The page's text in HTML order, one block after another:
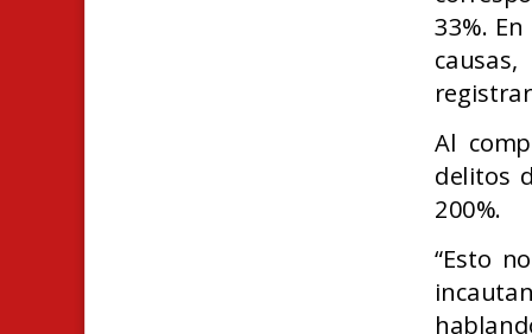
33%.
Al
delitos
200%.
“Esto